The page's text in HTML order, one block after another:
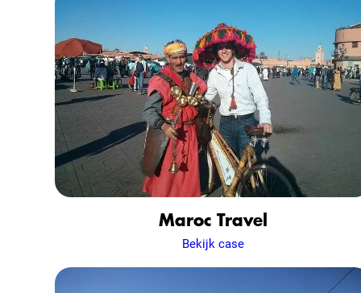
Maroc Travel
Bekijk case